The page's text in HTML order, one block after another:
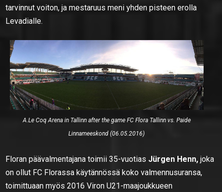
tarvinnut voiton, ja mestaruus meni yhden pisteen erolla
Levadialle.
A.Le Coq Arena in Tallinn after the game FC Flora Tallinn vs. Paide
Linnameeskond (06.05.2016)
Floran päävalmentajana toimii 35-vuotias Jürgen Henn, joka
on ollut FC Florassa käytännössä koko valmennusuransa,
toimittuaan myös 2016 Viron U21-maajoukkueen